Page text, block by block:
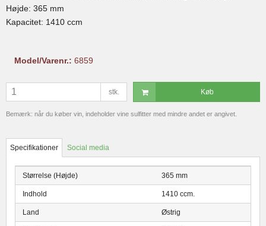
Højde: 365 mm
Kapacitet: 1410 ccm
Model/Varenr.: 6859
stk. Køb
Bemærk: når du køber vin, indeholder vine sulfitter med mindre andet er angivet.
Specifikationer Social media
Størrelse (Højde) 365 mm
Indhold 1410 ccm.
Land Østrig